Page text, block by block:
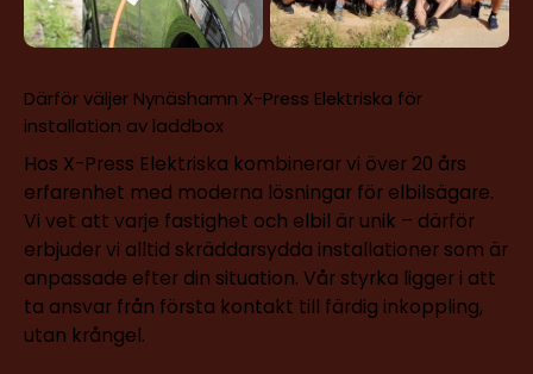
Därför väljer Nynäshamn X-Press Elektriska för
installation av laddbox
Hos X-Press Elektriska kombinerar vi över 20 års
erfarenhet med moderna lösningar för elbilsägare.
Vi vet att varje fastighet och elbil är unik – därför
erbjuder vi alltid skräddarsydda installationer som är
anpassade efter din situation. Vår styrka ligger i att
ta ansvar från första kontakt till färdig inkoppling,
utan krångel.